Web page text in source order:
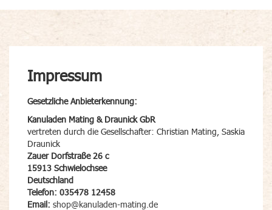
Impressum
Gesetzliche Anbieterkennung:
Kanuladen Mating & Draunick GbR
vertreten durch die Gesellschafter: Christian Mating, Saskia
Draunick
Zauer Dorfstraße 26 c
15913 Schwielochsee
Deutschland
Telefon: 035478 12458
Email: shop@kanuladen-mating.de